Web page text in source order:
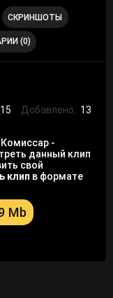
СКРИНШОТЫ
(0)
Добавлено: 13
-
данный клип
свой
клип в формате
Mb